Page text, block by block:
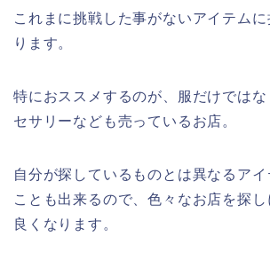
これまに挑戦した事がないアイテム
ります。
特におススメするのが、服だけではな
セサリーなども売っているお店。
自分が探しているものとは異なるア
ことも出来るので、色々なお店を探
良くなります。